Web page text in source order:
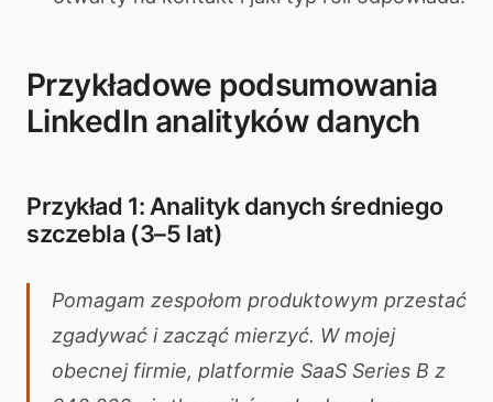
Przykładowe podsumowania
LinkedIn analityków danych
Przykład 1: Analityk danych średniego
szczebla (3–5 lat)
Pomagam zespołom produktowym przestać
zgadywać i zacząć mierzyć. W mojej
obecnej firmie, platformie SaaS Series B z